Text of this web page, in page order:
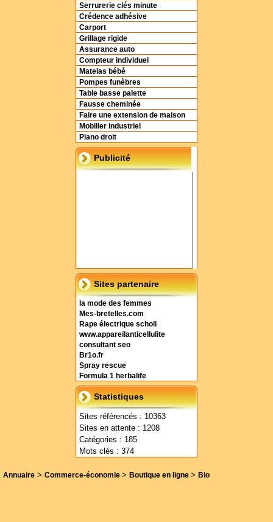
Serrurerie clés minute
Crédence adhésive
Carport
Grillage rigide
Assurance auto
Compteur individuel
Matelas bébé
Pompes funèbres
Table basse palette
Fausse cheminée
Faire une extension de maison
Mobilier industriel
Piano droit
Publicité
Sites partenaire
la mode des femmes
Mes-bretelles.com
Rape électrique scholl
www.appareilanticellulite
consultant seo
Br1o.fr
Spray rescue
Formula 1 herbalife
Statistiques
Sites référencés : 10363
Sites en attente : 1208
Catégories : 185
Mots clés : 374
Annuaire > Commerce-économie > Boutique en ligne > Bio